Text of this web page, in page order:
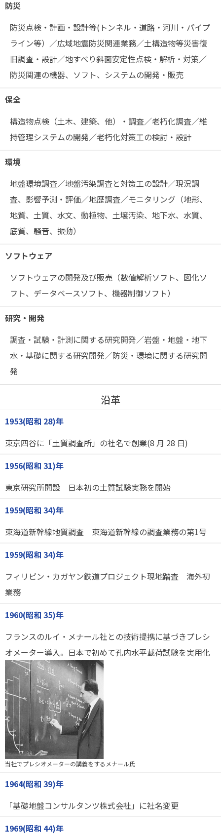
防災
防災点検・計画・設計等(トンネル・道路・河川・パイプ
ライン等）／広域地震防災関連業務／土構造物等災害復
旧調査・設計／地すべり斜面安定性点検・解析・対策／
防災関連の機器、ソフト、システムの開発・販売
保全
構造物点検（土木、建築、他）・調査／老朽化調査／維
持管理システムの開発／老朽化対策工の検討・設計
環境
地盤環境調査／地盤汚染調査と対策工の設計／現況調
査、影響予測・評価／地歴調査／モニタリング（地形、
地質、土質、水文、動植物、土壌汚染、地下水、水質、
底質、騒音、振動）
ソフトウェア
ソフトウェアの開発及び販売（数値解析ソフト、図化ソ
フト、データベースソフト、機器制御ソフト）
研究・開発
調査・試験・計測に関する研究開発／岩盤・地盤・地下
水・基礎に関する研究開発／防災・環境に関する研究開
発
沿革
1953(昭和 28)年
東京四谷に「土質調査所」の社名で創業(8 月 28 日)
1956(昭和 31)年
東京研究所開設 日本初の土質試験実務を開始
1959(昭和 34)年
東海道新幹線地質調査 東海道新幹線の調査業務の第1号
1959(昭和 34)年
フィリピン・カガヤン鉄道プロジェクト現地踏査 海外初
業務
1960(昭和 35)年
フランスのルイ・メナール社との技術提携に基づきプレシ
オメーター導入。日本で初めて孔内水平載荷試験を実用化
当社でプレシオメーターの講義をするメナール氏
1964(昭和 39)年
「基礎地盤コンサルタンツ株式会社」に社名変更
1969(昭和 44)年